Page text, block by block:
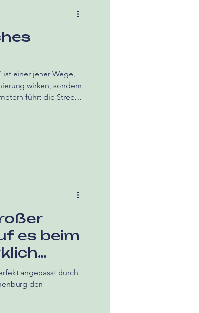
ist einer jener Wege,
wirken, sondern
führt die Strecke
es beim
angepasst durch
den